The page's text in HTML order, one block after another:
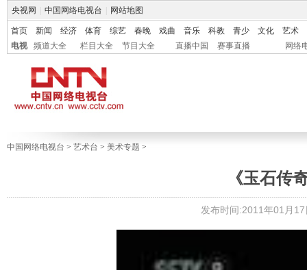
央视网 中国网络电视台 网站地图
首页 新闻 经济 体育 综艺 春晚 戏曲 音乐 科教 青少 文化
艺术
电视
频道大全 栏目大全 节目大全 直播中国 赛事直播 网络
中国网络电视台 > 艺术台 > 美术专题 >
《玉石传
发布时间:2011年01月